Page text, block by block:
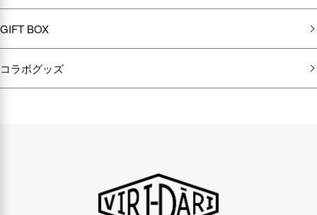
GIFT BOX
コラボグッズ